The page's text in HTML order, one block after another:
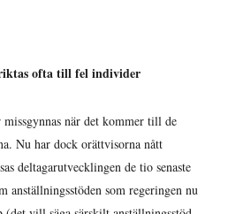
ofta till fel individer
när det kommer till de
Nu har dock orättvisorna nått
deltagarutvecklingen de tio senaste
anställningsstöden som regeringen nu